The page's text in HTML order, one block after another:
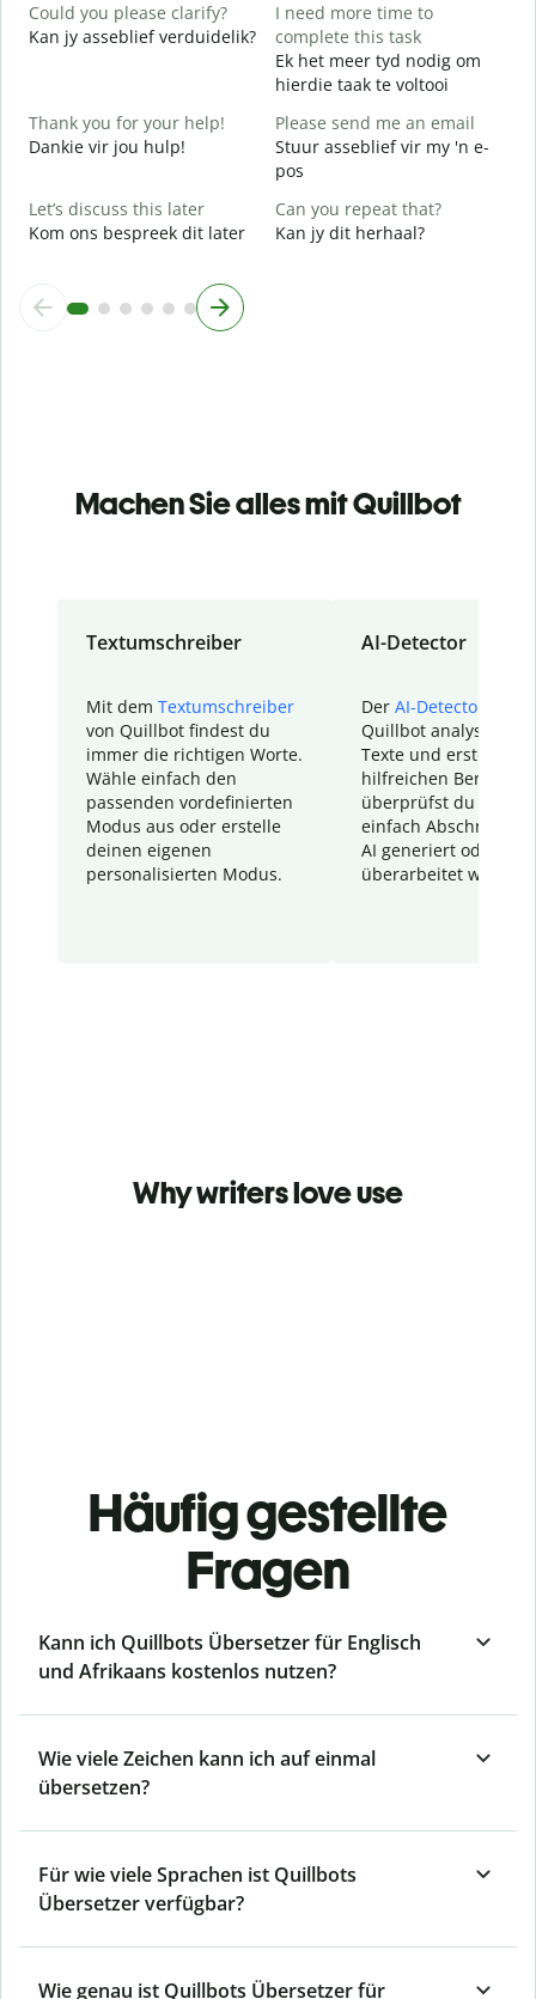
Could you please clarify?
Kan jy asseblief verduidelik?
I need more time to
complete this task
Ek het meer tyd nodig om
hierdie taak te voltooi
Thank you for your help!
Dankie vir jou hulp!
Please send me an email
Stuur asseblief vir my 'n e-
pos
Let’s discuss this later
Kom ons bespreek dit later
Can you repeat that?
Kan jy dit herhaal?
Machen Sie alles mit Quillbot
Textumschreiber
Mit dem Textumschreiber
von Quillbot findest du
immer die richtigen Worte.
Wähle einfach den
passenden vordefinierten
Modus aus oder erstelle
deinen eigenen
personalisierten Modus.
AI-Detector
Der AI-Detector
Quillbot analysiert
Texte und erstellt
hilfreichen Bericht.
überprüfst du
einfach Abschnitte,
AI generiert oder
überarbeitet wurden.
Why writers love use
Häufig gestellte
Fragen
Kann ich Quillbots Übersetzer für Englisch
und Afrikaans kostenlos nutzen?
Wie viele Zeichen kann ich auf einmal
übersetzen?
Für wie viele Sprachen ist Quillbots
Übersetzer verfügbar?
Wie genau ist Quillbots Übersetzer für